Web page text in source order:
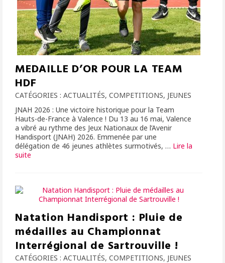
MEDAILLE D’OR POUR LA TEAM
HDF
CATÉGORIES : ACTUALITÉS, COMPETITIONS, JEUNES
JNAH 2026 : Une victoire historique pour la Team
Hauts-de-France à Valence ! Du 13 au 16 mai, Valence
a vibré au rythme des Jeux Nationaux de l’Avenir
Handisport (JNAH) 2026. Emmenée par une
délégation de 46 jeunes athlètes surmotivés, … Lire la
suite­­
Natation Handisport : Pluie de
médailles au Championnat
Interrégional de Sartrouville !
CATÉGORIES : ACTUALITÉS, COMPETITIONS, JEUNES